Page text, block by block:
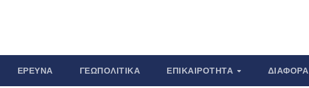
ΈΡΕΥΝΑ ΓΕΩΠΟΛΙΤΙΚΆ ΕΠΙΚΑΙΡΌΤΗΤΑ ΔΙΆΦΟΡΑ